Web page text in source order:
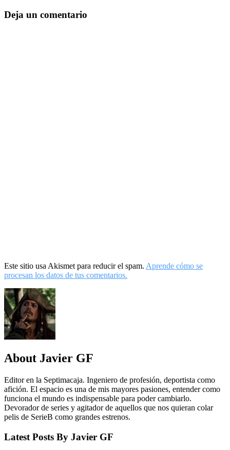
Deja un comentario
Este sitio usa Akismet para reducir el spam. Aprende cómo se
procesan los datos de tus comentarios.
About Javier GF
Editor en la Septimacaja. Ingeniero de profesión, deportista como
afición. El espacio es una de mis mayores pasiones, entender como
funciona el mundo es indispensable para poder cambiarlo.
Devorador de series y agitador de aquellos que nos quieran colar
pelis de SerieB como grandes estrenos.
Latest Posts By Javier GF